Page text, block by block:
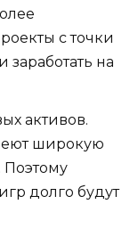
с точки
на
активов.
широкую
долго будут